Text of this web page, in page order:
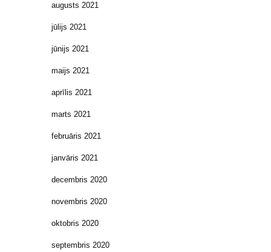
augusts 2021
jūlijs 2021
jūnijs 2021
maijs 2021
aprīlis 2021
marts 2021
februāris 2021
janvāris 2021
decembris 2020
novembris 2020
oktobris 2020
septembris 2020